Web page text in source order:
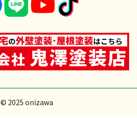
© 2025 onizawa